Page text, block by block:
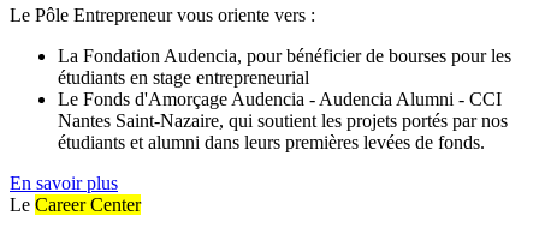
Le Pôle Entrepreneur vous oriente vers :
La Fondation Audencia, pour bénéficier de bourses pour les
étudiants en stage entrepreneurial
Le Fonds d'Amorçage Audencia - Audencia Alumni - CCI
Nantes Saint-Nazaire, qui soutient les projets portés par nos
étudiants et alumni dans leurs premières levées de fonds.
En savoir plus
Le Career Center